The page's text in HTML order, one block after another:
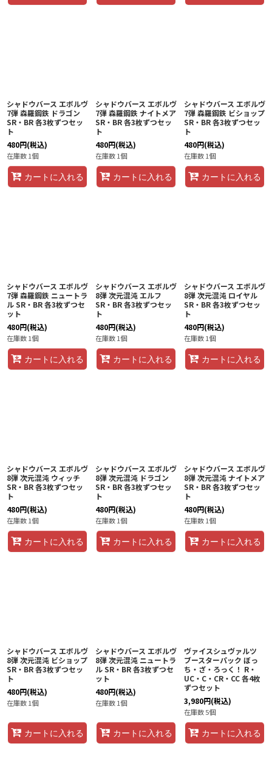
シャドウバース エボルヴ
7弾 森羅鋼鉄 ドラゴン
SR・BR 各3枚ずつセッ
ト
480円(税込)
在庫数 1個
カートに入れる
シャドウバース エボルヴ
7弾 森羅鋼鉄 ナイトメア
SR・BR 各3枚ずつセッ
ト
480円(税込)
在庫数 1個
カートに入れる
シャドウバース エボルヴ
7弾 森羅鋼鉄 ビショップ
SR・BR 各3枚ずつセッ
ト
480円(税込)
在庫数 1個
カートに入れる
シャドウバース エボルヴ
7弾 森羅鋼鉄 ニュートラ
ル SR・BR 各3枚ずつセ
ット
480円(税込)
在庫数 1個
カートに入れる
シャドウバース エボルヴ
8弾 次元混沌 エルフ
SR・BR 各3枚ずつセッ
ト
480円(税込)
在庫数 1個
カートに入れる
シャドウバース エボルヴ
8弾 次元混沌 ロイヤル
SR・BR 各3枚ずつセッ
ト
480円(税込)
在庫数 1個
カートに入れる
シャドウバース エボルヴ
8弾 次元混沌 ウィッチ
SR・BR 各3枚ずつセッ
ト
480円(税込)
在庫数 1個
カートに入れる
シャドウバース エボルヴ
8弾 次元混沌 ドラゴン
SR・BR 各3枚ずつセッ
ト
480円(税込)
在庫数 1個
カートに入れる
シャドウバース エボルヴ
8弾 次元混沌 ナイトメア
SR・BR 各3枚ずつセッ
ト
480円(税込)
在庫数 1個
カートに入れる
シャドウバース エボルヴ
8弾 次元混沌 ビショップ
SR・BR 各3枚ずつセッ
ト
480円(税込)
在庫数 1個
カートに入れる
シャドウバース エボルヴ
8弾 次元混沌 ニュートラ
ル SR・BR 各3枚ずつセ
ット
480円(税込)
在庫数 1個
カートに入れる
ヴァイスシュヴァルツ
ブースターパック ぼっ
ち・ざ・ろっく！ R・
UC・C・CR・CC 各4枚
ずつセット
3,980円(税込)
在庫数 5個
カートに入れる